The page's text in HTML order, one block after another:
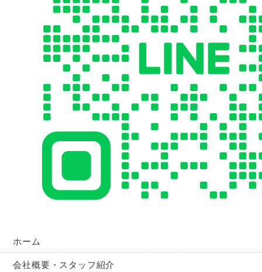
ホーム
会社概要・スタッフ紹介